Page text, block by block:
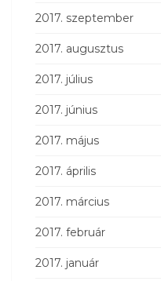
2017. szeptember
2017. augusztus
2017. július
2017. június
2017. május
2017. április
2017. március
2017. február
2017. január